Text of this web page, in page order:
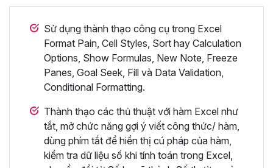
Sử dụng thành thạo công cụ trong Excel
Format Pain, Cell Styles, Sort hay Calculation
Options, Show Formulas, New Note, Freeze
Panes, Goal Seek, Fill và Data Validation,
Conditional Formatting.
Thành thạo các thủ thuật với hàm Excel như
tắt, mở chức năng gợi ý viết công thức/ hàm,
dùng phím tắt để hiển thị cú pháp của hàm,
kiểm tra dữ liệu số khi tính toán trong Excel,